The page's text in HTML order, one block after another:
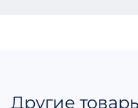
Другие